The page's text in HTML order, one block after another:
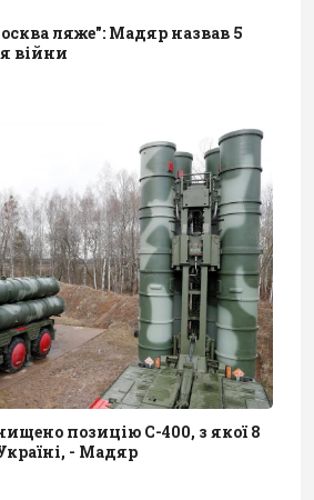
ляже": Мадяр назвав 5
війни
позицію С-400, з якої 8
- Мадяр